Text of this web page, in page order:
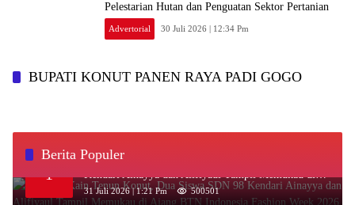
Pelestarian Hutan dan Penguatan Sektor Pertanian
Advertorial 30 Juli 2026 | 12:34 Pm
BUPATI KONUT PANEN RAYA PADI GOGO
Berita Populer
1
‎Kenakan Kain Tenun Konut, Dua Siswa SDN 98
Kendari Ainayya dan Alifiyaul Tampil Memukau di
Ajang BTN Indonesia Fashion Week 2026
31 Juli 2026 | 1:21 Pm 500501